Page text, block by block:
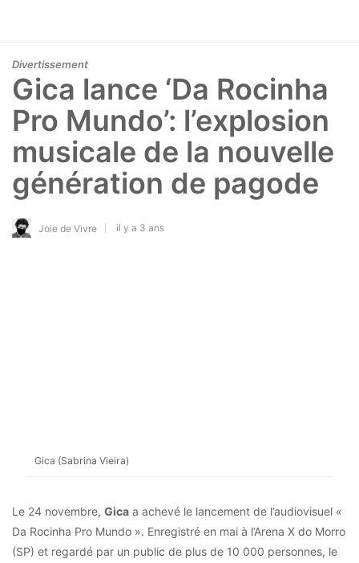
Divertissement
Gica lance ‘Da Rocinha
Pro Mundo’: l’explosion
musicale de la nouvelle
génération de pagode
Joie de Vivre il y a 3 ans
Gica (Sabrina Vieira)
Le 24 novembre, Gica a achevé le lancement de l’audiovisuel «
Da Rocinha Pro Mundo ». Enregistré en mai à l’Arena X do Morro
(SP) et regardé par un public de plus de 10 000 personnes, le